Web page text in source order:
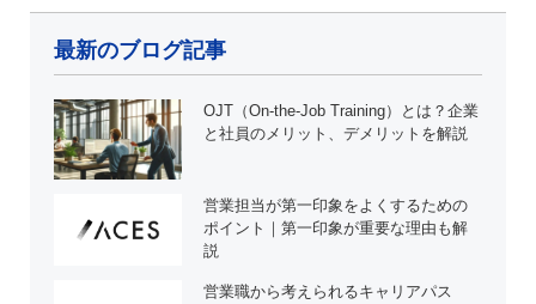
最新のブログ記事
OJT（On-the-Job Training）とは？企業
と社員のメリット、デメリットを解説
営業担当が第一印象をよくするための
ポイント｜第一印象が重要な理由も解
説
営業職から考えられるキャリアパス